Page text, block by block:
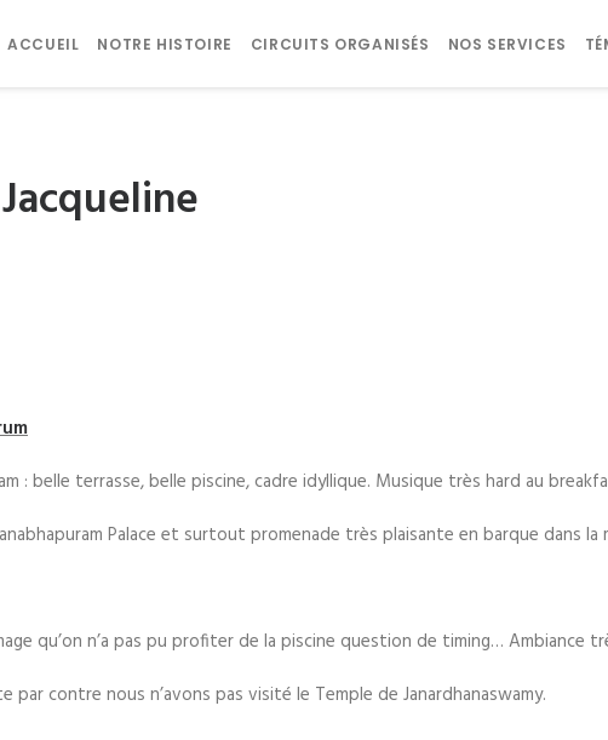
ACCUEIL NOTRE HISTOIRE CIRCUITS ORGANISÉS NOS SERVICES
: belle terrasse, belle piscine, cadre idyllique. Musique très hard au
Palace et surtout promenade très plaisante en barque dans la
qu’on n’a pas pu profiter de la piscine question de timing… Ambiance
par contre nous n’avons pas visité le Temple de Janardhanaswamy.